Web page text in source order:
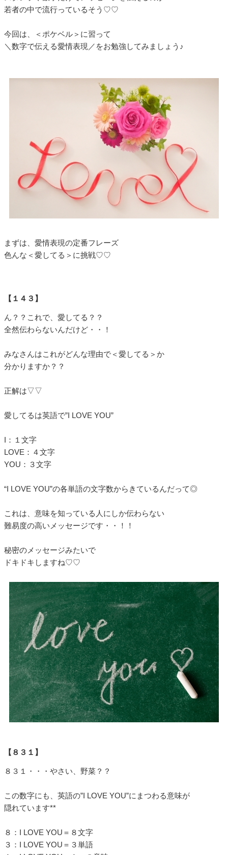
若者の中で流行っているそう♡♡
今回は、＜ポケベル＞に習って
＼数字で伝える愛情表現／をお勉強してみましょう♪
まずは、愛情表現の定番フレーズ
色んな＜愛してる＞に挑戦♡♡
【１４３】
ん？？これで、愛してる？？
全然伝わらないんだけど・・！
みなさんはこれがどんな理由で＜愛してる＞か
分かりますか？？
正解は▽▽
愛してるは英語で”I LOVE YOU”
I：１文字
LOVE：４文字
YOU：３文字
“I LOVE YOU”の各単語の文字数からきているんだって◎
これは、意味を知っている人にしか伝わらない
難易度の高いメッセージです・・！！
秘密のメッセージみたいで
ドキドキしますね♡♡
【８３１】
８３１・・・やさい、野菜？？
この数字にも、英語の”I LOVE YOU”にまつわる意味が
隠れています**
８：I LOVE YOU＝８文字
３：I LOVE YOU＝３単語